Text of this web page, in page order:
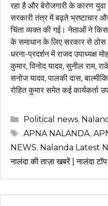
रहा है और बेरोजगारी के कारण
सरकारी तंत्र में बढ़ते भ्रष्टाचार
चिंता व्यक्त की गई। नेताओं ने
के समाधान के लिए सरकार से ठोस
धरना-प्रदर्शन में राजद उपाध्यक्ष
कुमार, विनोद यादव, सुनील राम,
सनोज यादव, पालकी दास,
रोहित कुमार समेत कई कार्यकर्ता
Categories
Political news,
Tags
APNA NALANDA,
NEWS, Nalanda Latest
नालंदा की ताज़ा खबरें | नालंदा